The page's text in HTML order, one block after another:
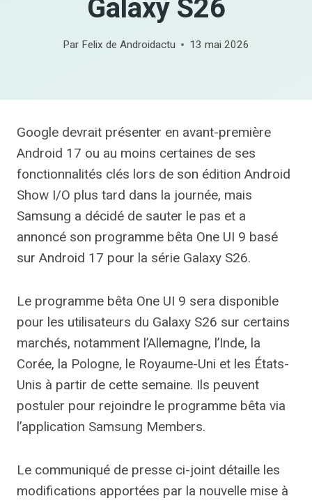
Galaxy S26
Par Felix de Androidactu 13 mai 2026
Google devrait présenter en avant-première
Android 17 ou au moins certaines de ses
fonctionnalités clés lors de son édition Android
Show I/O plus tard dans la journée, mais
Samsung a décidé de sauter le pas et a
annoncé son programme bêta One UI 9 basé
sur Android 17 pour la série Galaxy S26.
Le programme bêta One UI 9 sera disponible
pour les utilisateurs du Galaxy S26 sur certains
marchés, notamment l’Allemagne, l’Inde, la
Corée, la Pologne, le Royaume-Uni et les États-
Unis à partir de cette semaine. Ils peuvent
postuler pour rejoindre le programme bêta via
l’application Samsung Members.
Le communiqué de presse ci-joint détaille les
modifications apportées par la nouvelle mise à